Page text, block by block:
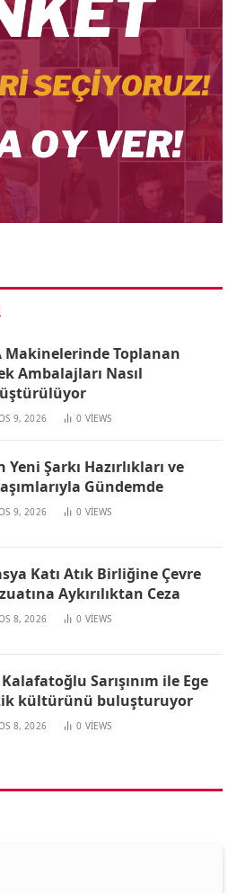
Makinelerinde Toplanan
Ambalajları Nasıl
9, 2026 0 VIEWS
Yeni Şarkı Hazırlıkları ve
Gündemde
9, 2026 0 VIEWS
Katı Atık Birliğine Çevre
Aykırılıktan Ceza
8, 2026 0 VIEWS
Sarışınım ile Ege
kültürünü buluşturuyor
8, 2026 0 VIEWS